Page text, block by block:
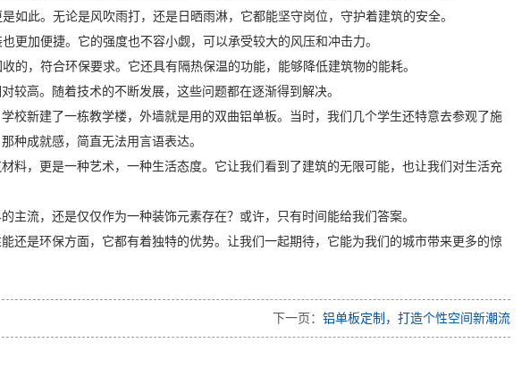
如此。无论是风吹雨打，还是日晒雨淋，它都能坚守岗位，守护着建筑的安全。
更加便捷。它的强度也不容小觑，可以承受较大的风压和冲击力。
的，符合环保要求。它还具有隔热保温的功能，能够降低建筑物的能耗。
较高。随着技术的不断发展，这些问题都在逐渐得到解决。
校新建了一栋教学楼，外墙就是用的双曲铝单板。当时，我们几个学生还特意去参观了施
种成就感，简直无法用言语表达。
料，更是一种艺术，一种生活态度。它让我们看到了建筑的无限可能，也让我们对生活充
主流，还是仅仅作为一种装饰元素存在？或许，只有时间能给我们答案。
还是环保方面，它都有着独特的优势。让我们一起期待，它能为我们的城市带来更多的惊
下一页： 铝单板定制，打造个性空间新潮流